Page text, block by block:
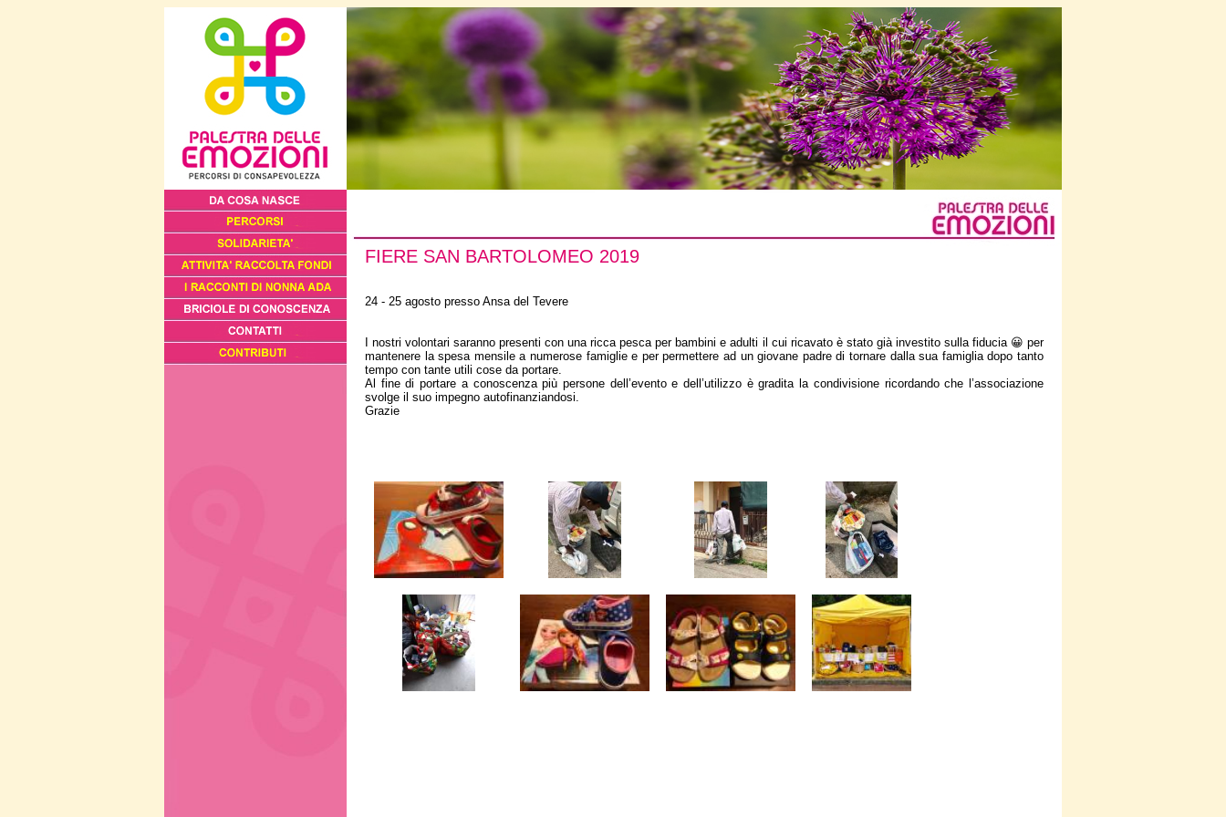
FIERE SAN BARTOLOMEO 2019
24 - 25 agosto presso Ansa del Tevere
I nostri volontari saranno presenti con una ricca pesca per bambini e adulti il cui ricavato è stato già investito sulla fiducia 😀 per
mantenere la spesa mensile a numerose famiglie e per permettere ad un giovane padre di tornare dalla sua famiglia dopo tanto
tempo con tante utili cose da portare.
Al fine di portare a conoscenza più persone dell’evento e dell’utilizzo è gradita la condivisione ricordando che l’associazione
svolge il suo impegno autofinanziandosi.
Grazie